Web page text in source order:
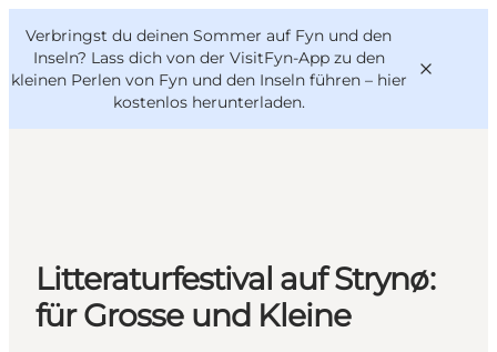
Verbringst du deinen Sommer auf Fyn und den
Inseln? Lass dich von der VisitFyn-App zu den
kleinen Perlen von Fyn und den Inseln führen – hier
kostenlos herunterladen.
Outdoor & bike
Essen & trinken
Übernachtung
VisitFyn
Deutsch
Litteraturfestival auf Strynø:
für Grosse und Kleine